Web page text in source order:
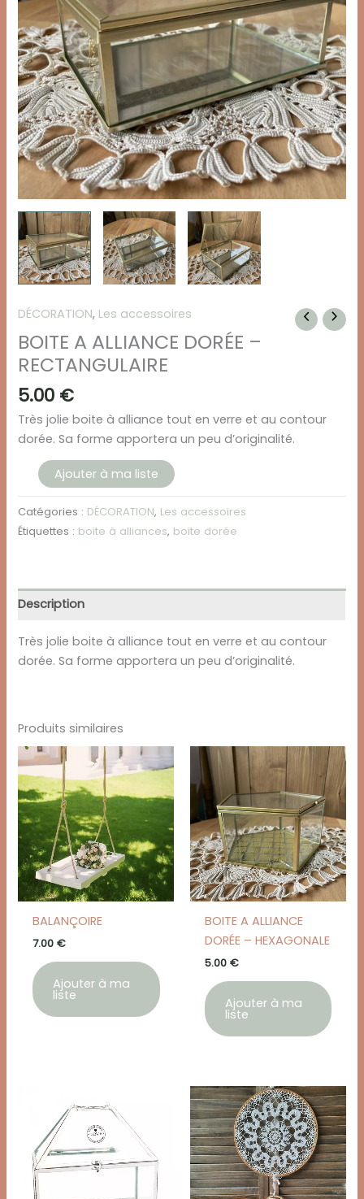
DÉCORATION, Les accessoires
BOITE A ALLIANCE DORÉE –
RECTANGULAIRE
5.00 €
Très jolie boite à alliance tout en verre et au contour
dorée. Sa forme apportera un peu d’originalité.
quantité
BOITE
A
-
RECTANGULAIRE
Ajouter à ma liste
Catégories : DÉCORATION, Les accessoires
Étiquettes : boite à alliances, boite dorée
Description
Très jolie boite à alliance tout en verre et au contour
dorée. Sa forme apportera un peu d’originalité.
Produits similaires
BALANÇOIRE
7.00 €
Ajouter à ma
liste
BOITE A ALLIANCE
DORÉE – HEXAGONALE
5.00 €
Ajouter à ma
liste